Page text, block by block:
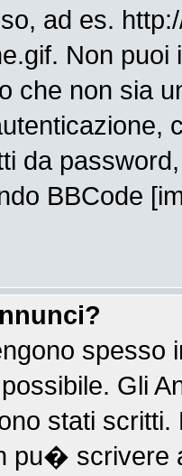
ad es.
Non
che non sia
da
BBCode
spesso
Gli
stati
pu� scrivere